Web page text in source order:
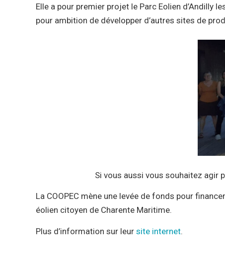
Elle a pour premier projet le Parc Eolien d’Andilly
pour ambition de développer d’autres sites de
Si vous aussi vous souhaitez agir
La COOPEC mène une levée de fonds pour
éolien citoyen de Charente Maritime.
Plus d’information sur leur site internet.